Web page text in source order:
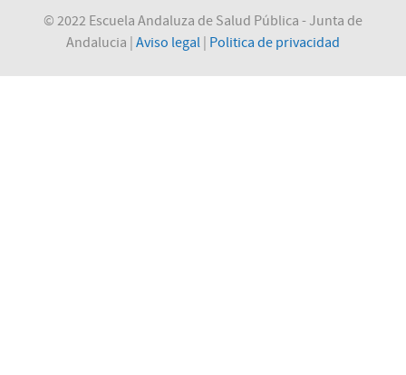
© 2022 Escuela Andaluza de Salud Pública - Junta de
Andalucia | Aviso legal | Politica de privacidad